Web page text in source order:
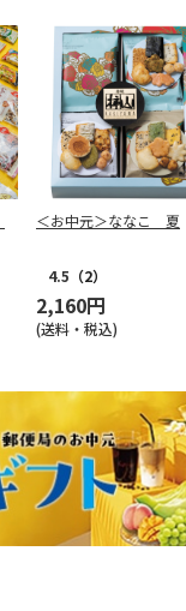
＜お中元＞ななこ 夏
4.5 （2）
2,160円
(送料・税込)